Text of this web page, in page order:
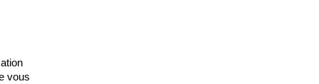
vous